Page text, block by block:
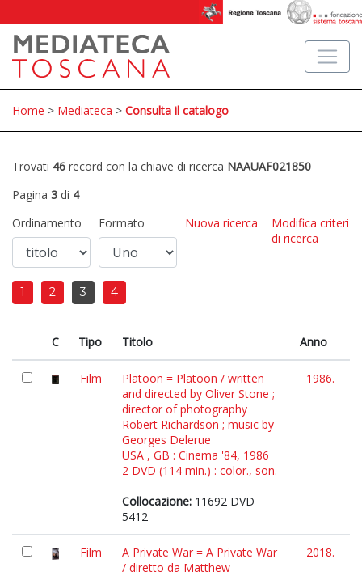
Home > Mediateca > Consulta il catalogo
Trovati 46 record con la chiave di ricerca NAAUAF021850
Pagina 3 di 4
Ordinamento
Formato Nuova ricerca
Modifica criteri
di ricerca
1 2 3 4
C Tipo Titolo Anno
Film
Platoon = Platoon / written
and directed by Oliver Stone ;
director of photography
Robert Richardson ; music by
Georges Delerue
USA , GB : Cinema '84, 1986
2 DVD (114 min.) : color., son.
Collocazione: 11692 DVD
5412
1986.
Film
A Private War = A Private War
/ diretto da Matthew
2018.